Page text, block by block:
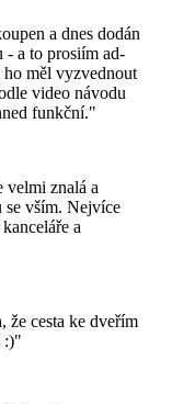
a dnes dodán
- a to prosiím ad-
ho měl vyzvednout
video návodu
funkční."
velmi znalá a
se vším. Nejvíce
a
že cesta ke dveřím
:)"